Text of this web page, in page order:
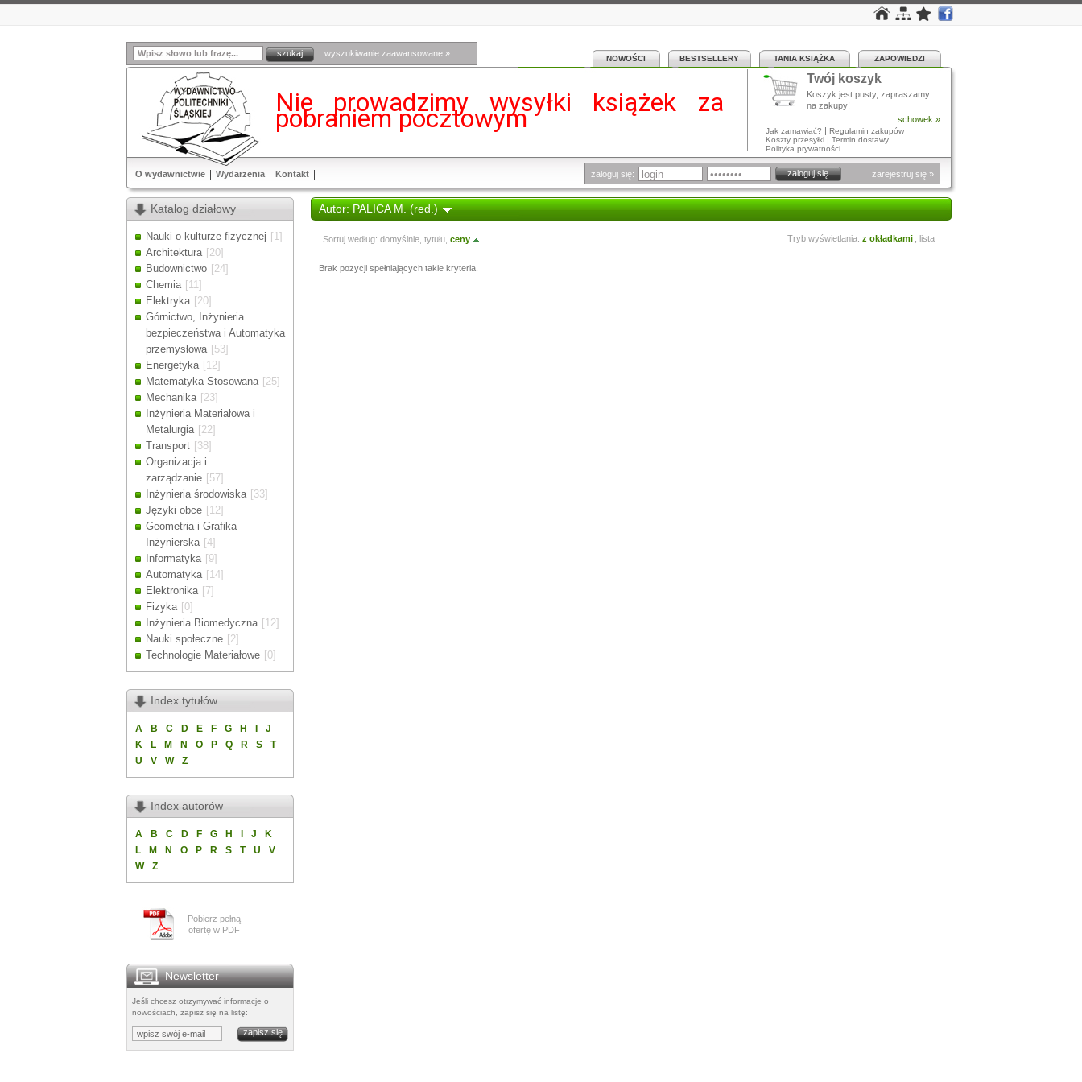
wyszukiwanie zaawansowane »
NOWOŚCI BESTSELLERY TANIA KSIĄŻKA ZAPOWIEDZI
Nie prowadzimy wysyłki książek za
pobraniem pocztowym
Drodzy Klienci!
Twój koszyk
Koszyk jest pusty, zapraszamy
na zakupy!
schowek »
Jak zamawiać? | Regulamin zakupów
Koszty przesyłki | Termin dostawy
Polityka prywatności
O wydawnictwie Wydarzenia Kontakt zaloguj się: zarejestruj się »
Katalog działowy
Nauki o kulturze fizycznej [1]
Architektura [20]
Budownictwo [24]
Chemia [11]
Elektryka [20]
Górnictwo, Inżynieria
bezpieczeństwa i Automatyka
przemysłowa [53]
Energetyka [12]
Matematyka Stosowana [25]
Mechanika [23]
Inżynieria Materiałowa i
Metalurgia [22]
Transport [38]
Organizacja i
zarządzanie [57]
Inżynieria środowiska [33]
Języki obce [12]
Geometria i Grafika
Inżynierska [4]
Informatyka [9]
Automatyka [14]
Elektronika [7]
Fizyka [0]
Inżynieria Biomedyczna [12]
Nauki społeczne [2]
Technologie Materiałowe [0]
Index tytułów
A B C D E F G H
J
K
L M N O P Q R S
T
U
V W Z
Index autorów
A B C D F G H J
K
L
M N O P R S T U
V
W
Z
Pobierz pełną
ofertę w PDF
Newsletter
Jeśli chcesz otrzymywać informacje o
nowościach, zapisz się na listę:
Autor: PALICA M. (red.)
Sortuj według: domyślnie, tytułu, ceny Tryb wyświetlania: z okładkami lista
Brak pozycji spełniających takie kryteria.